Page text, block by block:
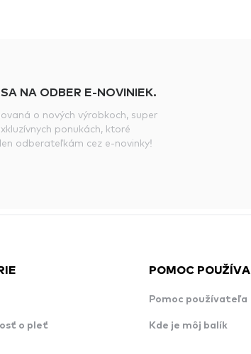
NA ODBER E-NOVINIEK.
o nových výrobkoch, super
ponukách, ktoré
odberateľkám cez e-novinky!
o pleť
POMOC
Pomoc používateľa
Kde je môj balík